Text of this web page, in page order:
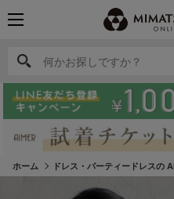
何かお探しですか？
何かお探しですか？
ホーム ドレス・パーティードレスの